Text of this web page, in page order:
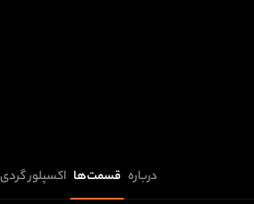
درباره قسمت‌ها اکسپلور گردی